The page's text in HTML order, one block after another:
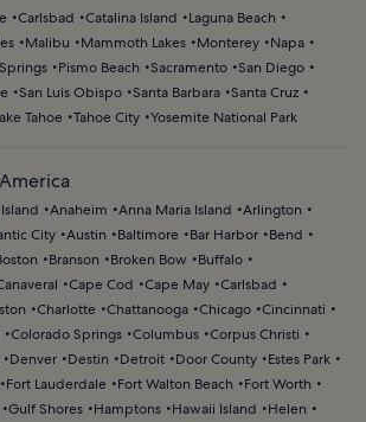
Carlsbad Catalina Island
Laguna Beach
Malibu Mammoth Lakes Monterey
Napa
Pismo Beach Sacramento San Diego
San Luis Obispo Santa Barbara Santa Cruz
Tahoe Tahoe City Yosemite National Park
Anaheim Anna Maria Island
Arlington
City Austin Baltimore Bar Harbor
Bend
Branson Broken Bow
Buffalo
Cape Cod Cape May Carlsbad
Charlotte Chattanooga Chicago Cincinnati
Colorado Springs Columbus Corpus Christi
Denver Destin Detroit Door County
Estes Park
Fort Lauderdale Fort Walton Beach
Fort Worth
Gulf Shores Hamptons Hawaii Island
Helen